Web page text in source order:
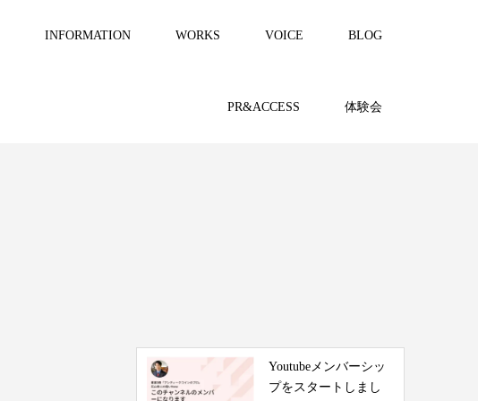
INFORMATION WORKS VOICE BLOG
PR&ACCESS 体験会
Youtubeメンバーシッ
プをスタートしまし